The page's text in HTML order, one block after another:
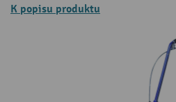
K popisu produktu